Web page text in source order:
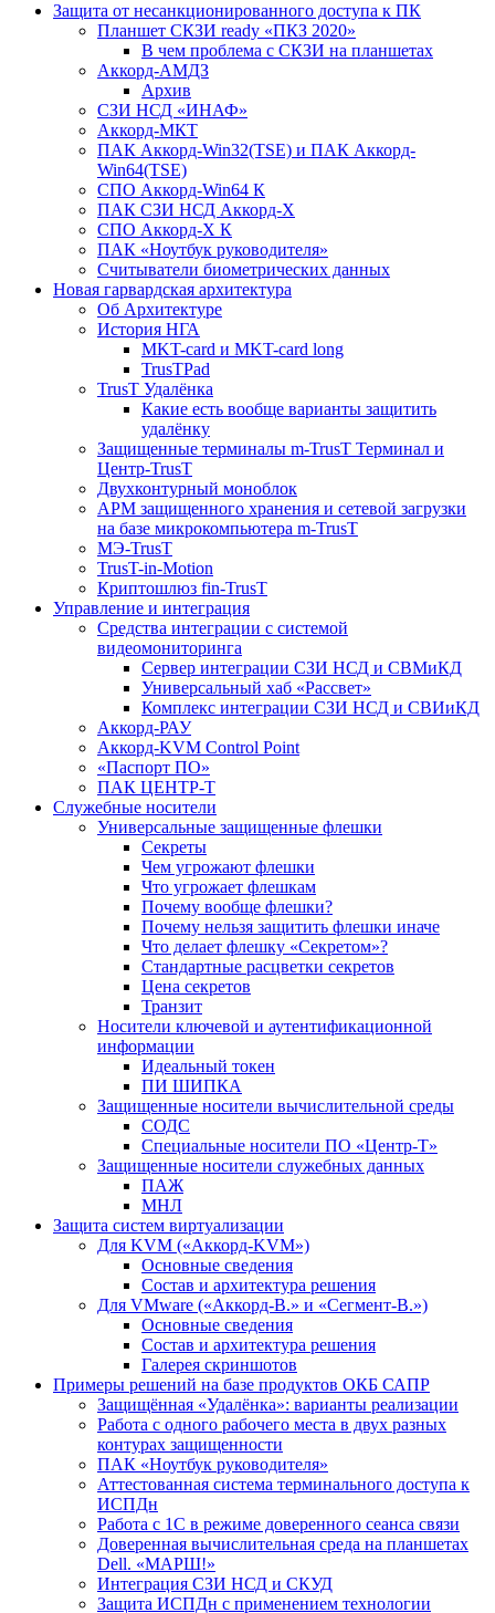
Защита от несанкционированного доступа к ПК
Планшет СКЗИ ready «ПКЗ 2020»
В чем проблема с СКЗИ на планшетах
Аккорд-АМДЗ
Архив
СЗИ НСД «ИНАФ»
Аккорд-МКТ
ПАК Аккорд-Win32(TSE) и ПАК Аккорд-
Win64(TSE)
СПО Аккорд-Win64 К
ПАК СЗИ НСД Аккорд-X
СПО Аккорд-X К
ПАК «Ноутбук руководителя»
Cчитыватели биометрических данных
Новая гарвардская архитектура
Об Архитектуре
История НГА
MKT-card и MKT-card long
TrusTPad
TrusT Удалёнка
Какие есть вообще варианты защитить
удалёнку
Защищенные терминалы m-TrusT Терминал и
Центр-TrusT
Двухконтурный моноблок
АРМ защищенного хранения и сетевой загрузки
на базе микрокомпьютера m-TrusT
МЭ-TrusT
TrusT-in-Motion
Криптошлюз fin-TrusT
Управление и интеграция
Средства интеграции с системой
видеомониторинга
Сервер интеграции СЗИ НСД и СВМиКД
Универсальный хаб «Рассвет»
Комплекс интеграции СЗИ НСД и СВИиКД
Аккорд-РАУ
Аккорд-KVM Control Point
«Паспорт ПО»
ПАК ЦЕНТР-Т
Служебные носители
Универсальные защищенные флешки
Секреты
Чем угрожают флешки
Что угрожает флешкам
Почему вообще флешки?
Почему нельзя защитить флешки иначе
Что делает флешку «Секретом»?
Стандартные расцветки секретов
Цена секретов
Транзит
Носители ключевой и аутентификационной
информации
Идеальный токен
ПИ ШИПКА
Защищенные носители вычислительной среды
СОДС
Специальные носители ПО «Центр-Т»
Защищенные носители служебных данных
ПАЖ
МНЛ
Защита систем виртуализации
Для KVM («Аккорд-KVM»)
Основные сведения
Состав и архитектура решения
Для VMware («Аккорд-В.» и «Сегмент-В.»)
Основные сведения
Состав и архитектура решения
Галерея скриншотов
Примеры решений на базе продуктов ОКБ САПР
Защищённая «Удалёнка»: варианты реализации
Работа с одного рабочего места в двух разных
контурах защищенности
ПАК «Ноутбук руководителя»
Аттестованная система терминального доступа к
ИСПДн
Работа с 1С в режиме доверенного сеанса связи
Доверенная вычислительная среда на планшетах
Dell. «МАРШ!»
Интеграция СЗИ НСД и СКУД
Защита ИСПДн с применением технологии